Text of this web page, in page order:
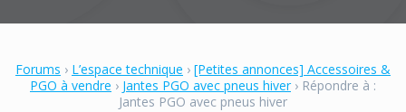
Forums › L’espace technique › [Petites annonces] Accessoires &
PGO à vendre › Jantes PGO avec pneus hiver › Répondre à :
Jantes PGO avec pneus hiver